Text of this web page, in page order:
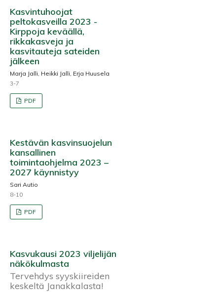
Kasvintuhoojat
peltokasveilla 2023 -
Kirppoja keväällä,
rikkakasveja ja
kasvitauteja sateiden
jälkeen
Marja Jalli, Heikki Jalli, Erja Huusela
3-7
PDF
Kestävän kasvinsuojelun
kansallinen
toimintaohjelma 2023 –
2027 käynnistyy
Sari Autio
8-10
PDF
Kasvukausi 2023 viljelijän
näkökulmasta
Tervehdys syyskiireiden
keskeltä Janakkalasta!